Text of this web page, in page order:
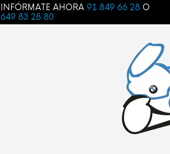
INFÓRMATE AHORA 91 849 66 28 O
649 83 28 80